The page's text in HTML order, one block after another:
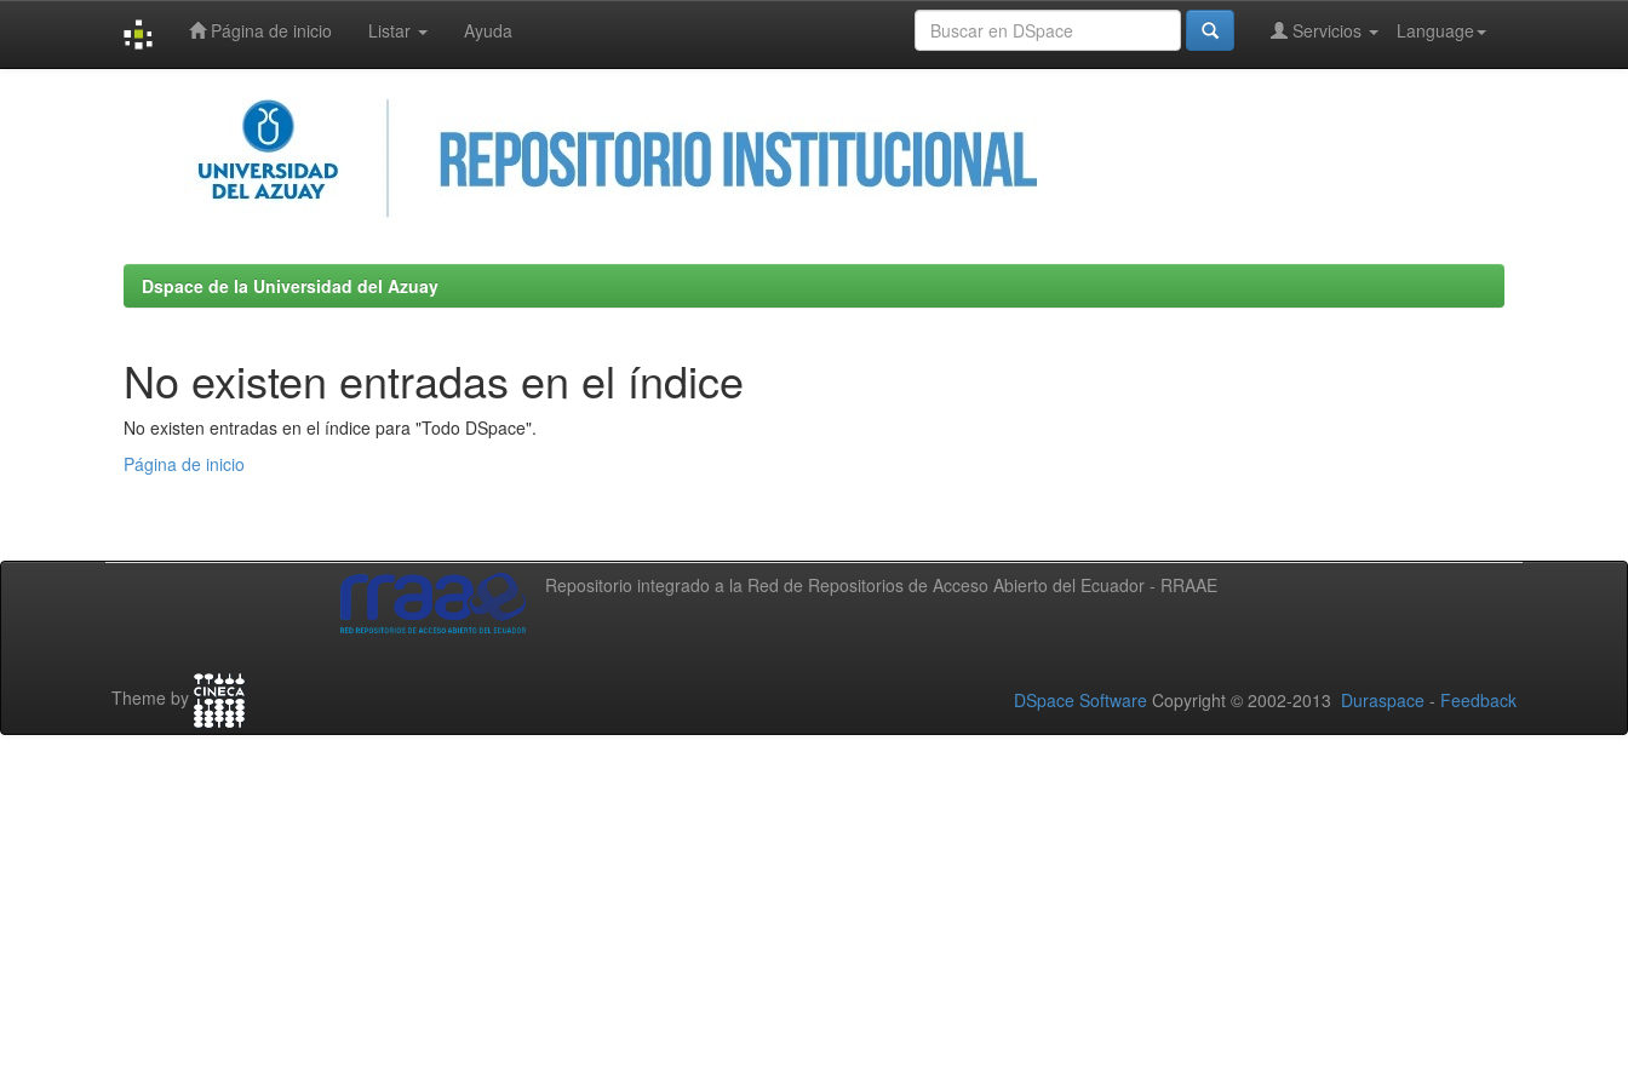
Página de inicio Listar Ayuda Language
Servicios
Dspace de la Universidad del Azuay
No existen entradas en el índice
No existen entradas en el índice para "Todo DSpace".
Página de inicio
Repositorio integrado a la Red de Repositorios de Acceso Abierto del Ecuador - RRAAE
Theme by DSpace Software Copyright © 2002-2013 Duraspace - Feedback